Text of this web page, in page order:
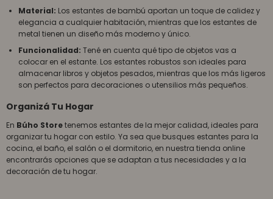
Material: Los estantes de bambú aportan un toque de calidez y
elegancia a cualquier habitación, mientras que los estantes de
metal tienen un diseño más moderno y único.
Funcionalidad: Tené en cuenta qué tipo de objetos vas a
colocar en el estante. Los estantes robustos son ideales para
almacenar libros y objetos pesados, mientras que los más ligeros
son perfectos para decoraciones o utensilios más pequeños.
Organizá Tu Hogar
En Búho Storetenemos estantes de la mejor calidad, ideales para
organizar tu hogar con estilo. Ya sea que busques estantes para la
cocina, el baño, el salón o el dormitorio, en nuestra tienda online
encontrarás opciones que se adaptan a tus necesidades y a la
decoración de tu hogar.